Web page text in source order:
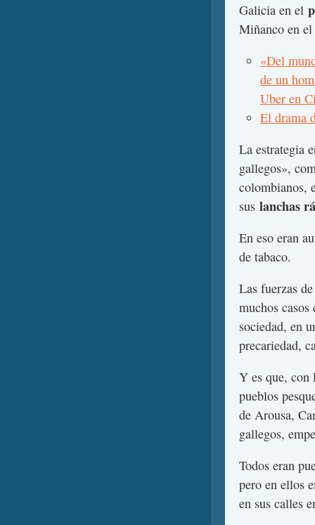
Galicia en el
Miñanco en el
«Del
de un
Uber en
El drama
La estrategia
gallegos»,
colombianos,
sus lanchas
En eso eran
de tabaco.
Las fuerzas
muchos
sociedad, en
precariedad,
Y es que, con
pueblos
de Arousa,
gallegos,
Todos eran
pero en ellos
en sus calles